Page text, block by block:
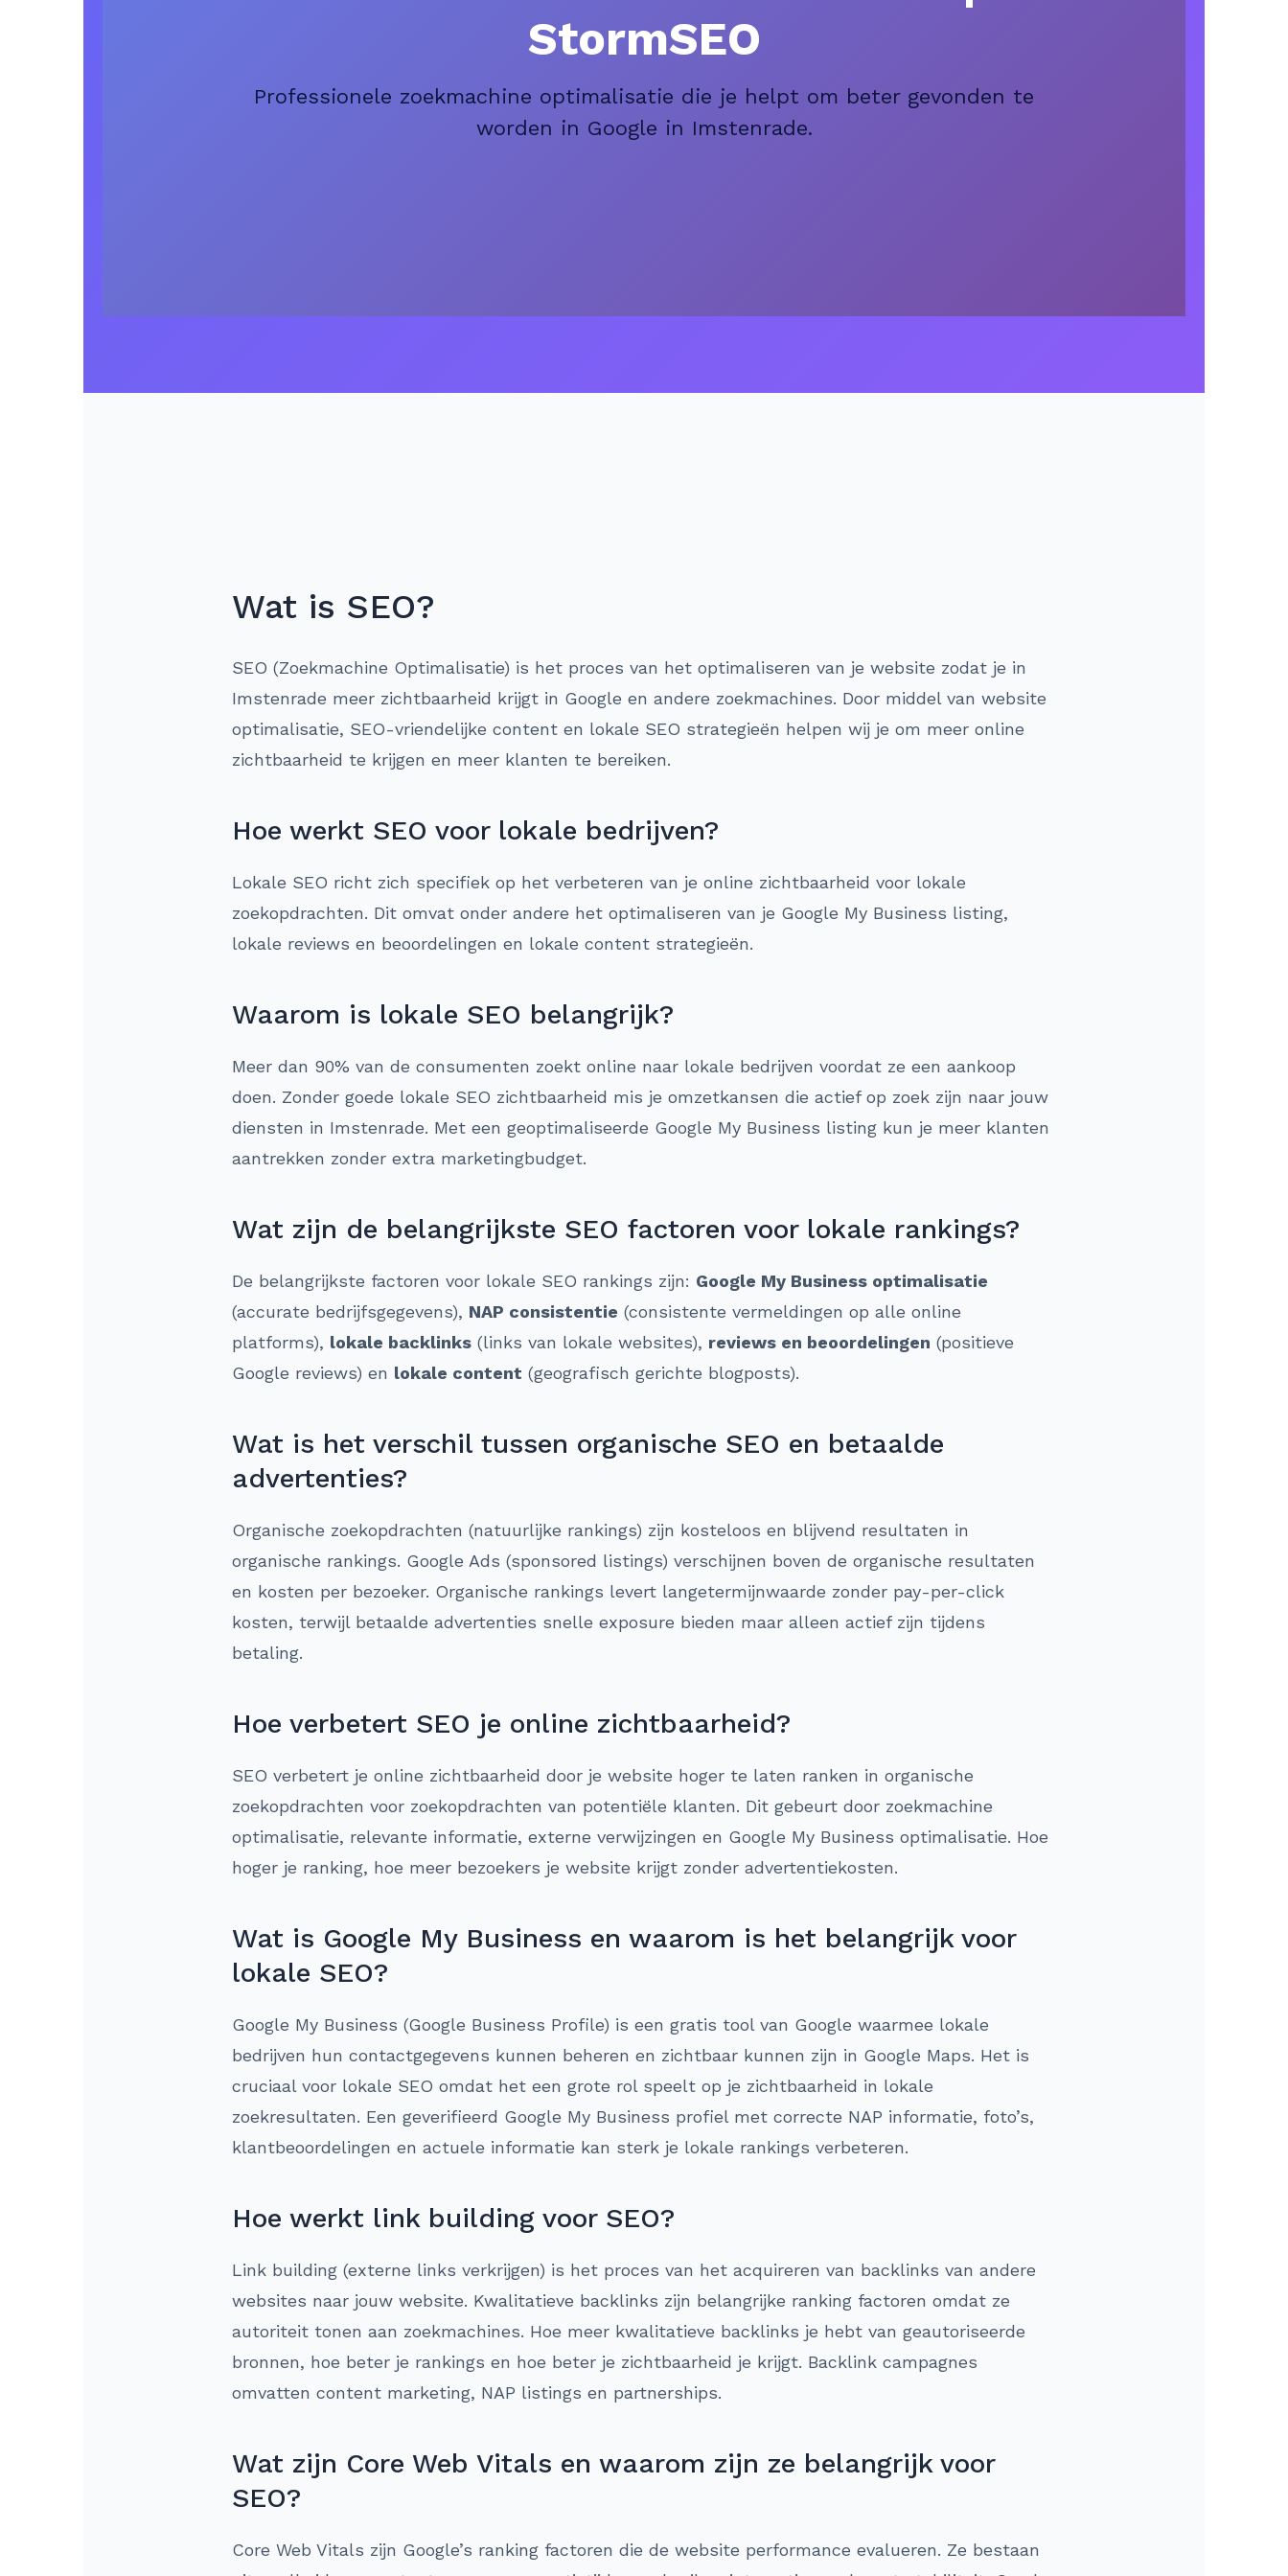
StormSEO
Professionele zoekmachine optimalisatie die je helpt om beter gevonden te
worden in Google in Imstenrade.
Wat is SEO?
SEO (Zoekmachine Optimalisatie) is het proces van het optimaliseren van je website zodat je in
Imstenrade meer zichtbaarheid krijgt in Google en andere zoekmachines. Door middel van website
optimalisatie, SEO-vriendelijke content en lokale SEO strategieën helpen wij je om meer online
zichtbaarheid te krijgen en meer klanten te bereiken.
Hoe werkt SEO voor lokale bedrijven?
Lokale SEO richt zich specifiek op het verbeteren van je online zichtbaarheid voor lokale
zoekopdrachten. Dit omvat onder andere het optimaliseren van je Google My Business listing,
lokale reviews en beoordelingen en lokale content strategieën.
Waarom is lokale SEO belangrijk?
Meer dan 90% van de consumenten zoekt online naar lokale bedrijven voordat ze een aankoop
doen. Zonder goede lokale SEO zichtbaarheid mis je omzetkansen die actief op zoek zijn naar jouw
diensten in Imstenrade. Met een geoptimaliseerde Google My Business listing kun je meer klanten
aantrekken zonder extra marketingbudget.
Wat zijn de belangrijkste SEO factoren voor lokale rankings?
De belangrijkste factoren voor lokale SEO rankings zijn: Google My Business optimalisatie
(accurate bedrijfsgegevens), NAP consistentie (consistente vermeldingen op alle online
platforms), lokale backlinks (links van lokale websites), reviews en beoordelingen (positieve
Google reviews) en lokale content (geografisch gerichte blogposts).
Wat is het verschil tussen organische SEO en betaalde
advertenties?
Organische zoekopdrachten (natuurlijke rankings) zijn kosteloos en blijvend resultaten in
organische rankings. Google Ads (sponsored listings) verschijnen boven de organische resultaten
en kosten per bezoeker. Organische rankings levert langetermijnwaarde zonder pay-per-click
kosten, terwijl betaalde advertenties snelle exposure bieden maar alleen actief zijn tijdens
betaling.
Hoe verbetert SEO je online zichtbaarheid?
SEO verbetert je online zichtbaarheid door je website hoger te laten ranken in organische
zoekopdrachten voor zoekopdrachten van potentiële klanten. Dit gebeurt door zoekmachine
optimalisatie, relevante informatie, externe verwijzingen en Google My Business optimalisatie. Hoe
hoger je ranking, hoe meer bezoekers je website krijgt zonder advertentiekosten.
Wat is Google My Business en waarom is het belangrijk voor
lokale SEO?
Google My Business (Google Business Profile) is een gratis tool van Google waarmee lokale
bedrijven hun contactgegevens kunnen beheren en zichtbaar kunnen zijn in Google Maps. Het is
cruciaal voor lokale SEO omdat het een grote rol speelt op je zichtbaarheid in lokale
zoekresultaten. Een geverifieerd Google My Business profiel met correcte NAP informatie, foto’s,
klantbeoordelingen en actuele informatie kan sterk je lokale rankings verbeteren.
Hoe werkt link building voor SEO?
Link building (externe links verkrijgen) is het proces van het acquireren van backlinks van andere
websites naar jouw website. Kwalitatieve backlinks zijn belangrijke ranking factoren omdat ze
autoriteit tonen aan zoekmachines. Hoe meer kwalitatieve backlinks je hebt van geautoriseerde
bronnen, hoe beter je rankings en hoe beter je zichtbaarheid je krijgt. Backlink campagnes
omvatten content marketing, NAP listings en partnerships.
Wat zijn Core Web Vitals en waarom zijn ze belangrijk voor
SEO?
Core Web Vitals zijn Google’s ranking factoren die de website performance evalueren. Ze bestaan